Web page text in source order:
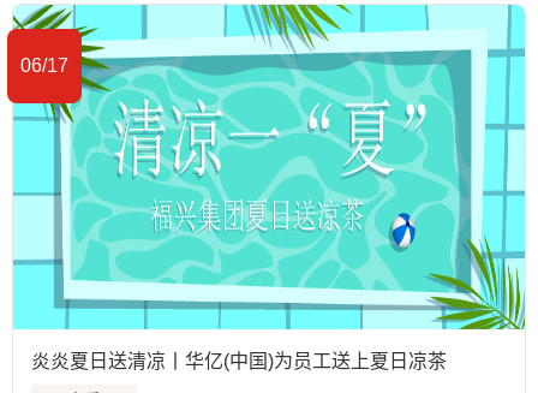
06/17
炎炎夏日送清凉丨华亿(中国)为员工送上夏日凉茶